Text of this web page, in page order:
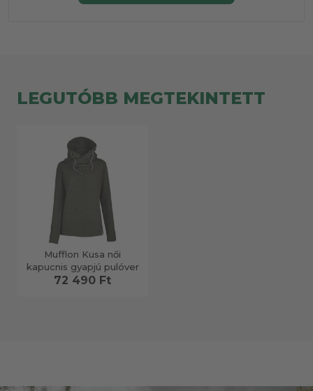
LEGUTÓBB MEGTEKINTETT
Mufflon Kusa női
kapucnis gyapjú pulóver
72 490 Ft